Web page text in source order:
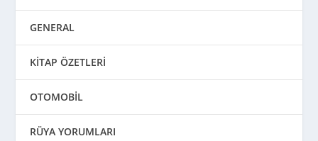
GENERAL
KİTAP ÖZETLERİ
OTOMOBİL
RÜYA YORUMLARI